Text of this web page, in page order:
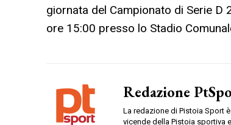
giornata del Campionato di Serie
ore 15:00 presso lo Stadio
Redazione
La redazione di Pistoia Sport
vicende della Pistoia sportiva